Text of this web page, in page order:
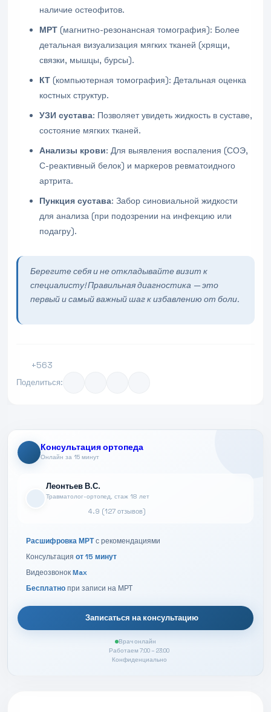
наличие остеофитов.
МРТ (магнитно-резонансная томография): Более
детальная визуализация мягких тканей (хрящи,
связки, мышцы, бурсы).
КТ (компьютерная томография): Детальная оценка
костных структур.
УЗИ сустава: Позволяет увидеть жидкость в суставе,
состояние мягких тканей.
Анализы крови: Для выявления воспаления (СОЭ,
С-реактивный белок) и маркеров ревматоидного
артрита.
Пункция сустава: Забор синовиальной жидкости
для анализа (при подозрении на инфекцию или
подагру).
Берегите себя и не откладывайте визит к
специалисту! Правильная диагностика — это
первый и самый важный шаг к избавлению от боли.
+563
Поделиться:
Консультация ортопеда
Онлайн за 15 минут
Леонтьев В.С.
Травматолог-ортопед, стаж 18 лет
4.9 (127 отзывов)
Расшифровка МРТс рекомендациями
Консультация от 15 минут
Видеозвонок Max
Бесплатно при записи на МРТ
Записаться на консультацию
Врач онлайн
Работаем 7:00 – 23:00
Конфиденциально